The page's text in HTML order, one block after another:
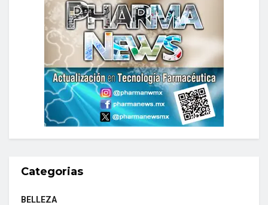
Categorias
BELLEZA